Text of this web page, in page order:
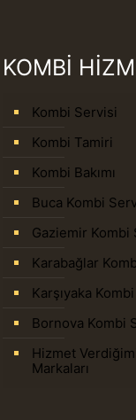
KOMBİ
Kombi Servisi
Kombi Tamiri
Kombi Bakımı
Buca Kombi
Gaziemir Kombi
Karabağlar
Karşıyaka
Bornova Kombi
Hizmet
Markaları